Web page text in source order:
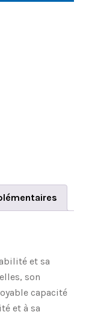
et sa
son
capacité
et à sa